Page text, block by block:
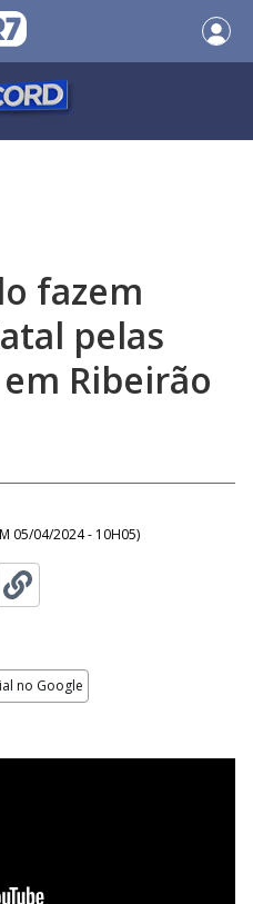
fazem
pelas
Ribeirão
05/04/2024 - 10H05)
no Google